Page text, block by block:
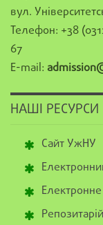
вул.
Телефон: +38
67
E-mail:
НАШІ РЕСУРСИ
Сайт УжНУ